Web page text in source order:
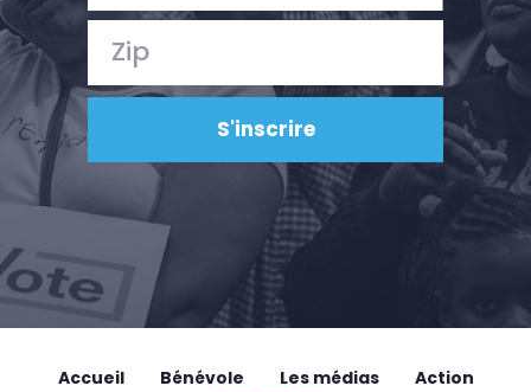
Accueil Bénévole Les médias
Action